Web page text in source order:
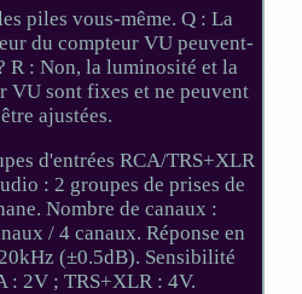
piles vous-même. Q : La
du compteur VU peuvent-
R : Non, la luminosité et la
VU sont fixes et ne peuvent
ajustées.
d'entrées RCA/TRS+XLR
: 2 groupes de prises de
Nombre de canaux :
/ 4 canaux. Réponse en
(±0.5dB). Sensibilité
: 2V ; TRS+XLR : 4V.